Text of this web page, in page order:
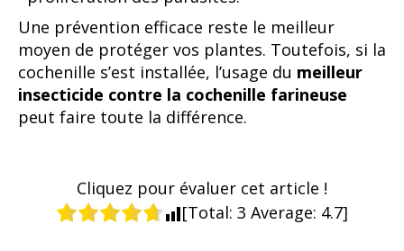
Une prévention efficace reste le meilleur
moyen de protéger vos plantes. Toutefois, si la
cochenille s’est installée, l’usage du meilleur
insecticide contre la cochenille farineuse
peut faire toute la différence.
Cliquez pour évaluer cet article !
[Total: 3 Average: 4.7]